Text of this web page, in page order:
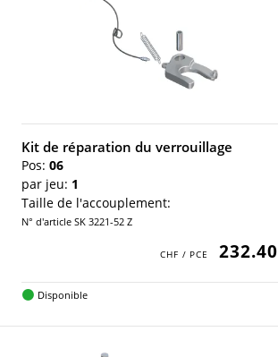
Kit de réparation du verrouillage
Pos: 06
par jeu: 1
Taille de l'accouplement:
N° d'article SK 3221-52 Z
232.40
Disponible